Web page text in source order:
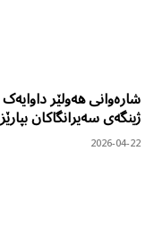
شارەوانی هەولێر
ژینگەی سەیرانگاکان
2026-04-22